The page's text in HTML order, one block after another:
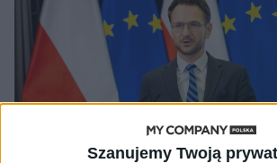
Szanujemy Twoją